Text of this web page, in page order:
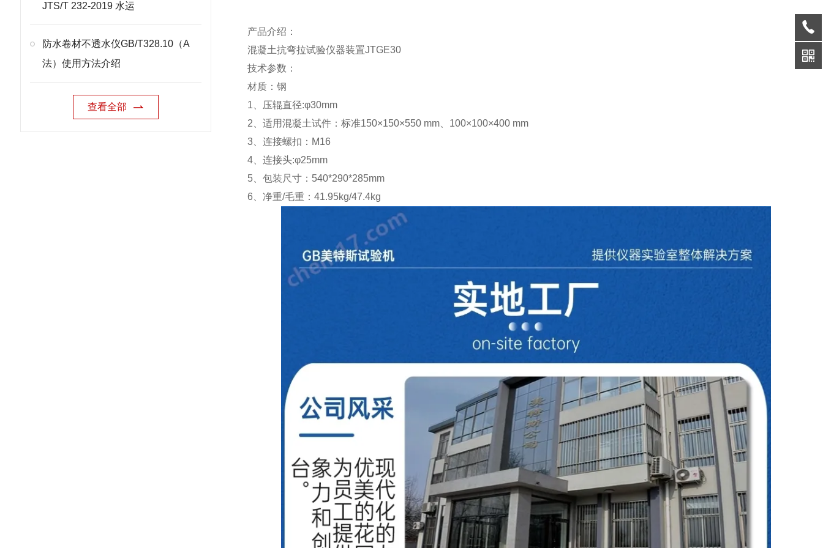
JTS/T 232-2019 水运
防水卷材不透水仪GB/T328.10（A
法）使用方法介绍
查看全部
产品介绍：
混凝土抗弯拉试验仪器装置JTGE30
技术参数：
材质：钢
1 、压辊直径:φ30mm
2 、适用混凝土试件：标准150×150×550 mm 100×100×400 mm
3 、连接螺扣： M16
4 、连接头:φ25mm
5 、包装尺寸： 540*290*285mm
6 、净重/毛重： 41.95kg/47.4kg